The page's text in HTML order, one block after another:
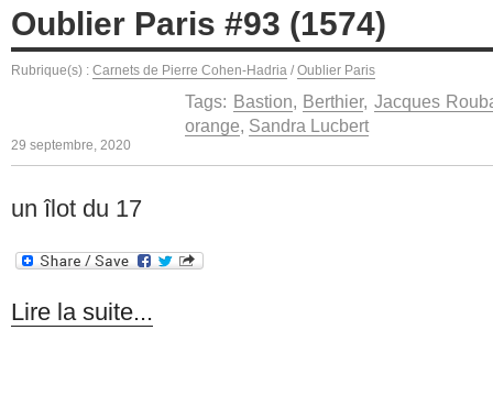
Oublier Paris #93 (1574)
Rubrique(s) : Carnets de Pierre Cohen-Hadria / Oublier Paris
Tags: Bastion, Berthier, Jacques
orange, Sandra Lucbert
29 septembre, 2020
un îlot du 17
Lire la suite...